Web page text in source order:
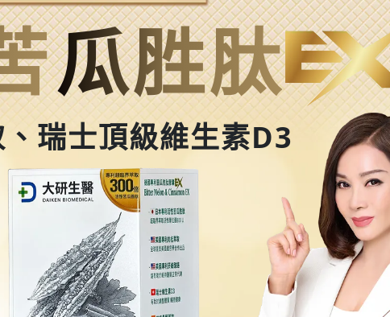
瓜胜肽
瑞士頂級維生素D3